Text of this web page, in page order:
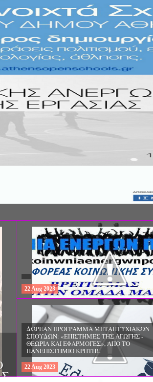
ΣΥΝΕΔΡΙΟ: «ΚΟΙΝΩΝΙΚΕΣ ΠΤΥΧΕΣ ΤΗΣ
ΦΡΟΝΤΙΔΑΣ», ΑΠΟ ΤΗΝ ΕΤΑΙΡΙΑ
ΨΥΧΙΑΤΡΙΚΗΣ Π. ΣΑΚΕΛΛΑΡΟΠΟΥΛΟΣ ΚΑΙ
EΥΡΩΠΑΪΚΟ ΔΙΚΤΥΟ ΦΟΡΕΩΝ ΨΥΧΙΚΗΣ
ΥΓΕΙΑΣ ΑSKLEPIOS
22Aug 2023
ΔΩΡΕΑΝ ΠΡΟΓΡΑΜΜΑ ΜΕΤΑΠΤΥΧΙΑΚΩΝ
ΣΠΟΥΔΩΝ: "ΕΙΔΙΚΗ ΑΓΩΓΗ ΚΑΙ
ΕΚΠΑΙΔΕΥΣΗ", ΣΤΟ ΠΑΝΕΠΙΣΤΗΜΙΟ
ΙΩΑΝΝΙΝΩΝ
22Aug 2023